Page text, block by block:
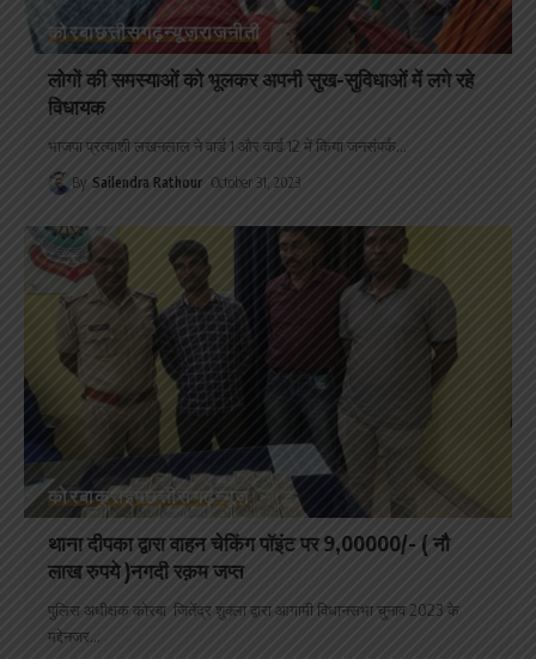
कोरबाछत्तीसगढ़न्यूज़राजनीती
लोगों की समस्याओं को भूलकर अपनी सुख-सुविधाओं में लगे रहे
विधायक
भाजपा प्रत्याशी लखनलाल ने वार्ड 1 और वार्ड 12 में किया जनसंपर्क…
By Sailendra Rathour October 31, 2023
कोरबाक्राइमछत्तीसगढ़न्यूज़
थाना दीपका द्वारा वाहन चेकिंग पॉइंट पर 9,00000/- ( नौ
लाख रुपये )नगदी रक़म जप्त
पुलिस अधीक्षक कोरबा जितेंद्र शुक्ला द्वारा आगामी विधानसभा चुनाव 2023 के
मद्देनजर…